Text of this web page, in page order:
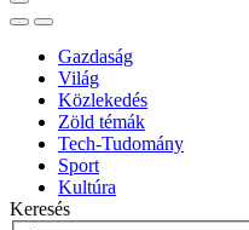
Gazdaság
Világ
Közlekedés
Zöld témák
Tech-Tudomány
Sport
Kultúra
Keresés